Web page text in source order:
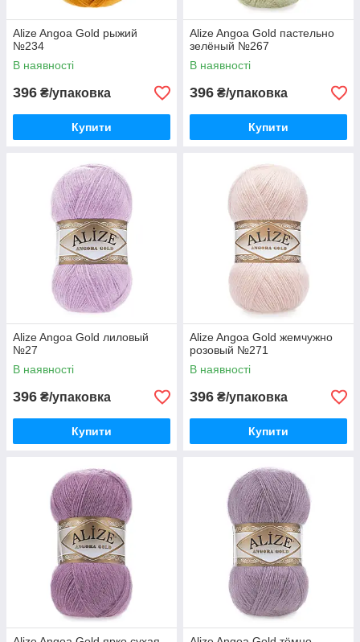
Alize Angoa Gold рыжий
№234
В наявності
396 ₴/упаковка
Купити
Alize Angoa Gold пастельно
зелёный №267
В наявності
396 ₴/упаковка
Купити
Alize Angoa Gold лиловый
№27
В наявності
396 ₴/упаковка
Купити
Alize Angoa Gold жемчужно
розовый №271
В наявності
396 ₴/упаковка
Купити